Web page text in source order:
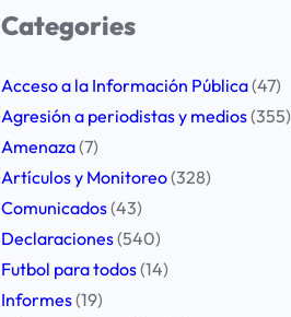
r
h
Categories
Acceso a la Información Pública(47)
Agresión a periodistas y medios(355)
Amenaza(7)
Artículos y Monitoreo(328)
Comunicados(43)
Declaraciones(540)
Futbol para todos(14)
Informes(19)